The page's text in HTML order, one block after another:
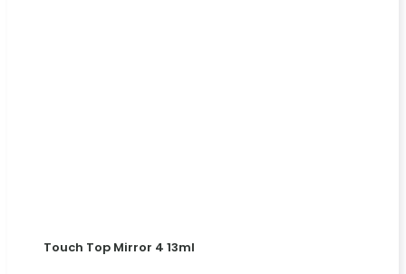
Touch Top Mirror 4 13ml